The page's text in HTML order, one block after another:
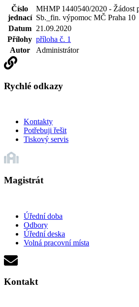
Číslo
jednací
MHMP 1440540/2020 - Žádost
Sb._fin. výpomoc MČ Praha 10
Datum
21.09.2020
Přílohy příloha č. 1
Autor
Administrátor
Rychlé odkazy
Kontakty
Potřebuji řešit
Tiskový servis
Magistrát
Úřední doba
Odbory
Úřední deska
Volná pracovní místa
Kontakt